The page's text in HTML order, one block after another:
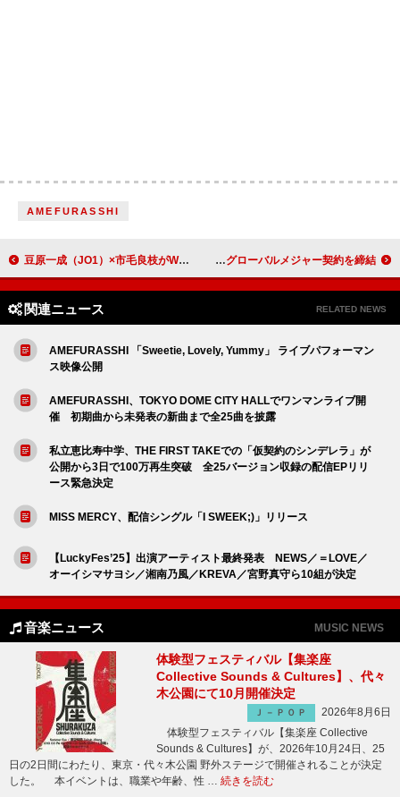
AMEFURASSHI
豆原一成（JO1）×市毛良枝がW主演、映画『富士山と、コーヒーと、しあわせの数式』10月公開 ONE OR EIGHT、Atlantic Music Groupとグローバルメジャー契約を締結
関連ニュース RELATED NEWS
AMEFURASSHI 「Sweetie, Lovely, Yummy」 ライブパフォーマン
ス映像公開
AMEFURASSHI、TOKYO DOME CITY HALLでワンマンライブ開
催 初期曲から未発表の新曲まで全25曲を披露
私立恵比寿中学、THE FIRST TAKEでの「仮契約のシンデレラ」が
公開から3日で100万再生突破 全25バージョン収録の配信EPリリ
ース緊急決定
MISS MERCY、配信シングル「I SWEEK;)」リリース
【LuckyFes’25】出演アーティスト最終発表 NEWS／＝LOVE／
オーイシマサヨシ／湘南乃風／KREVA／宮野真守ら10組が決定
音楽ニュース MUSIC NEWS
体験型フェスティバル【集楽座
Collective Sounds & Cultures】、代々
木公園にて10月開催決定
Ｊ－ＰＯＰ
2026年8月6日
体験型フェスティバル【集楽座 Collective
Sounds & Cultures】が、2026年10月24日、25
日の2日間にわたり、東京・代々木公園 野外ステージで開催されることが決定
した。 本イベントは、職業や年齢、性 … 続きを読む